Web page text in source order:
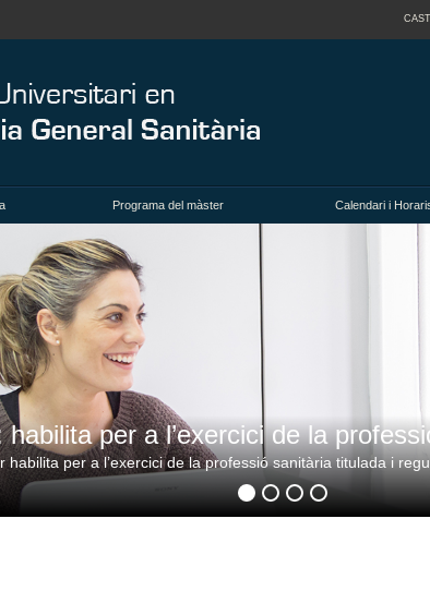
Programa del màster Calendari i
per a l’exercici de la
habilita per a l’exercici de la professió sanitària titulada i